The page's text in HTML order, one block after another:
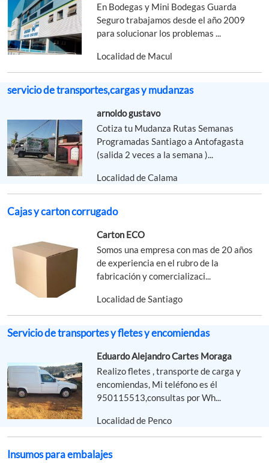
En Bodegas y Mini Bodegas Guarda
Seguro trabajamos desde el año 2009
para solucionar los problemas ...
Localidad de Macul
servicio de transportes,cargas y mudanzas
arnoldo gustavo
Cotiza tu Mudanza Rutas Semanas
Programadas Santiago a Antofagasta
(salida 2 veces a la semana )...
Localidad de Calama
Cajas y carton corrugado
Carton ECO
Somos una empresa con mas de 20 años
de experiencia en el rubro de la
fabricación y comercializaci...
Localidad de Santiago
Servicio de transportes y fletes y encomiendas
Eduardo Alejandro Cartes Moraga
Realizo fletes , transporte de carga y
encomiendas, Mi teléfono es él
950115513,consultas por Wh...
Localidad de Penco
Insumos para embalajes